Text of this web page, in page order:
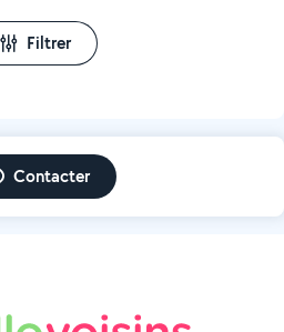
Filtrer
Contacter